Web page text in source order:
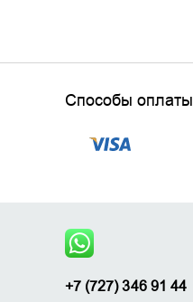
Способы оплаты
+7 (727) 346 91 44